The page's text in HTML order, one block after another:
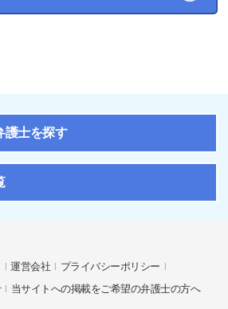
護士を探す
運営会社
プライバシーポリシー
当サイトへの掲載をご希望の弁護士の方へ